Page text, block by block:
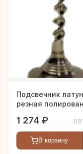
Подсвечник
резная
1 274 ₽
В корзину